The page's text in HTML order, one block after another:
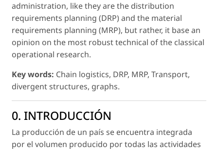
administration, like they are the distribution
requirements planning (DRP) and the material
requirements planning (MRP), but rather, it base an
opinion on the most robust technical of the classical
operational research.
Key words: Chain logistics, DRP, MRP, Transport,
divergent structures, graphs.
0. INTRODUCCIÓN
La producción de un país se encuentra integrada
por el volumen producido por todas las actividades